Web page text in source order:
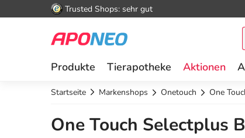
Trusted Shops: sehr gut
Produkte Tierapotheke Aktionen
Startseite Markenshops Onetouch One
One Touch Selectplus